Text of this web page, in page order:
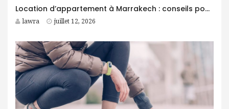
Location d’appartement à Marrakech : conseils pour trouver le logement idéal
lawra juillet 12, 2026